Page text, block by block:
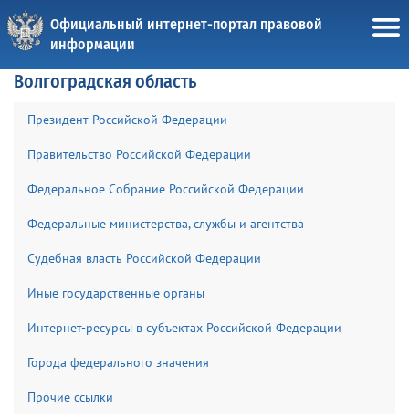
Официальный интернет-портал правовой
информации
Волгоградская область
Президент Российской Федерации
Правительство Российской Федерации
Федеральное Собрание Российской Федерации
Федеральные министерства, службы и агентства
Судебная власть Российской Федерации
Иные государственные органы
Интернет-ресурсы в субъектах Российской Федерации
Города федерального значения
Прочие ссылки